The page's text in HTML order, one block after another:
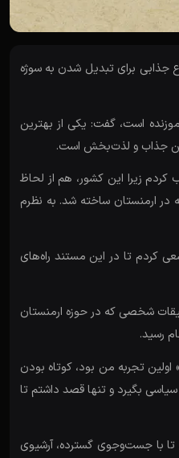
جذابی برای تبدیل شدن به سوژه
درعین‌حال آموزنده است، گفت: یکی از بهترین
من جذاب و لذت‌بخش است.
زیرا این کشور، هم از لحاظ
ارمنستان ساخته شد. به نظرم
کردم تا در این مستند راه‌های
شخصی که در حوزه ارمنستان
رسید.
تجربه من بود، کوتاه بودن
بگیرد و تنها قصد داشتم تا
تا با جست‌وجوی گسترده، آرشیوی